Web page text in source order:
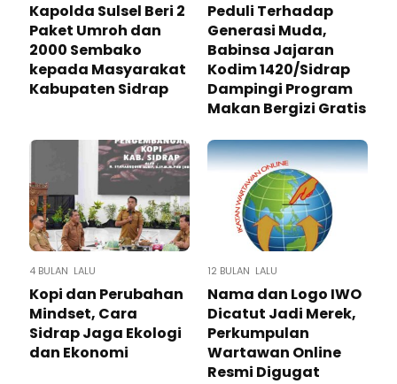
Kapolda Sulsel Beri 2
Paket Umroh dan
2000 Sembako
kepada Masyarakat
Kabupaten Sidrap
Peduli Terhadap
Generasi Muda,
Babinsa Jajaran
Kodim 1420/Sidrap
Dampingi Program
Makan Bergizi Gratis
4 BULAN LALU
Kopi dan Perubahan
Mindset, Cara
Sidrap Jaga Ekologi
dan Ekonomi
12 BULAN LALU
Nama dan Logo IWO
Dicatut Jadi Merek,
Perkumpulan
Wartawan Online
Resmi Digugat